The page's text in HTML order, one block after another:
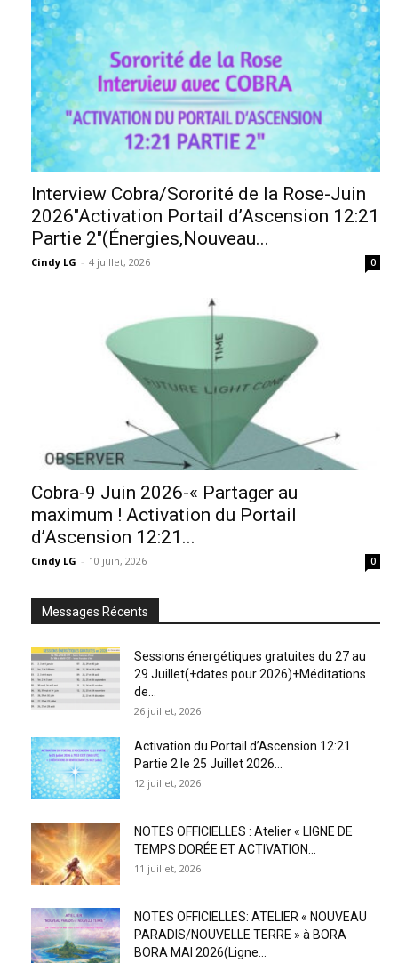
Interview Cobra/Sororité de la Rose-Juin
2026″Activation Portail d’Ascension 12:21
Partie 2″(Énergies,Nouveau...
Cindy LG - 4 juillet, 2026 0
Cobra-9 Juin 2026-« Partager au
maximum ! Activation du Portail
d’Ascension 12:21...
Cindy LG - 10 juin, 2026 0
Messages Récents
Sessions énergétiques gratuites du 27 au
29 Juillet(+dates pour 2026)+Méditations
de...
26 juillet, 2026
Activation du Portail d’Ascension 12:21
Partie 2 le 25 Juillet 2026...
12 juillet, 2026
NOTES OFFICIELLES : Atelier « LIGNE DE
TEMPS DORÉE ET ACTIVATION...
11 juillet, 2026
NOTES OFFICIELLES: ATELIER « NOUVEAU
PARADIS/NOUVELLE TERRE » à BORA
BORA MAI 2026(Ligne...